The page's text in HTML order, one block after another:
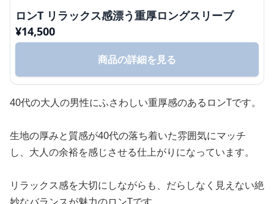
ロンT リラックス感漂う重厚ロングスリーブ
¥14,500
商品の詳細を見る
40代の大人の男性にふさわしい重厚感のあるロンTです。
生地の厚みと質感が40代の落ち着いた雰囲気にマッチ
し、大人の余裕を感じさせる仕上がりになっています。
リラックス感を大切にしながらも、だらしなく見えない絶